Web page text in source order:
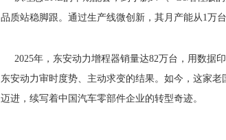
品质站稳脚跟。通过生产线微创新，其月产能从1万
2025年，东安动力增程器销量达82万台，用数据
东安动力审时度势、主动求变的结果。如今，这家
迈进，续写着中国汽车零部件企业的转型奇迹。